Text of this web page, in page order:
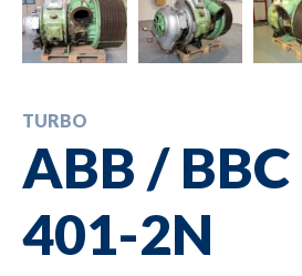
TURBO
ABB /
401-2N